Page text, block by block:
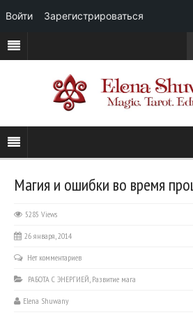
Магия и ошибки во время
5285 Views
26 января, 2014
Нет комментариев
РАБОТА С ЭНЕРГИЕЙ, Развитие мага
Elena Shuwany
Войти Зарегистрироваться